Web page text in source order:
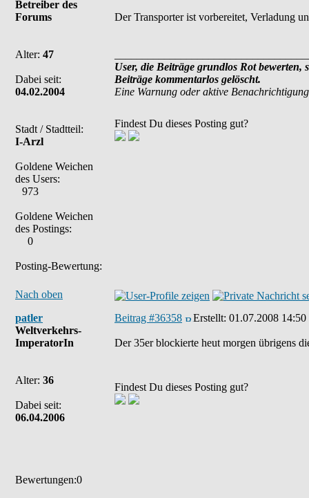
Betreiber des
Forums
Alter: 47
Dabei seit:
04.02.2004
Stadt / Stadtteil:
I-Arzl
Goldene Weichen
des Users:
973
Goldene Weichen
des Postings:
0
Posting-Bewertung:
Der Transporter ist vorbereitet, Verladung
User, die Beiträge grundlos Rot
Beiträge kommentarlos gelöscht.
Eine Warnung oder aktive
Findest Du dieses Posting gut?
Nach oben
patler
Weltverkehrs-
ImperatorIn
Alter: 36
Dabei seit:
06.04.2006
Bewertungen:0
Beitrag #36358 Erstellt: 01.07.2008 14:50
Der 35er blockierte heut morgen übrigens
Findest Du dieses Posting gut?